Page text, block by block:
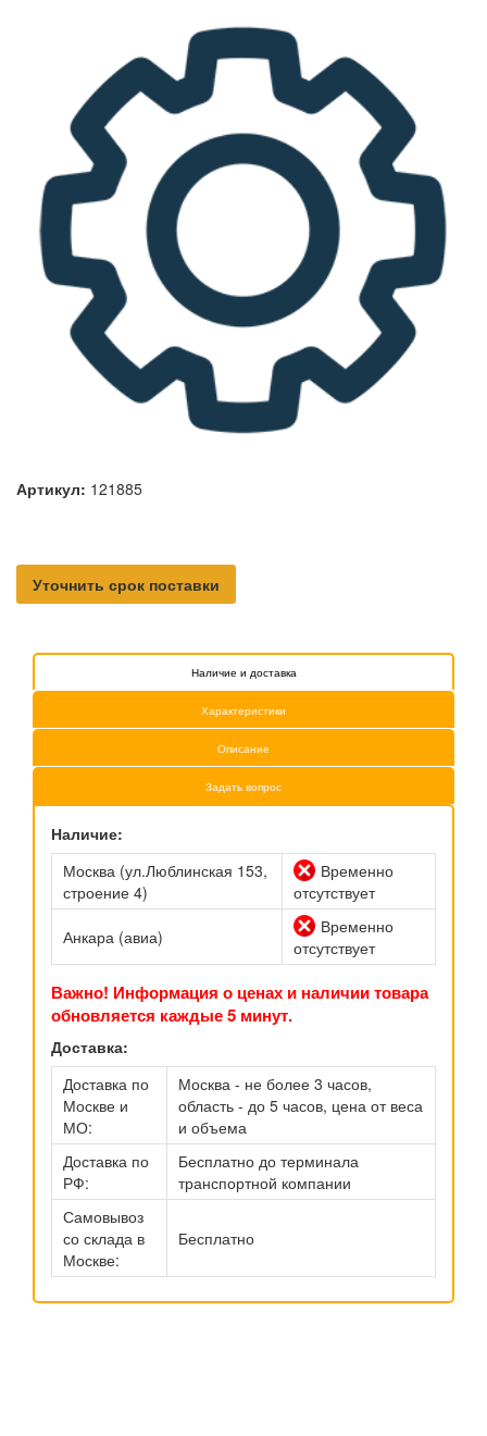
Артикул: 121885
Уточнить срок поставки
Наличие и доставка
Характеристики
Описание
Задать вопрос
Наличие:
Москва (ул.Люблинская 153,
строение 4)
Временно
отсутствует
Анкара (авиа)
Временно
отсутствует
Важно! Информация о ценах и наличии товара
обновляется каждые 5 минут.
Доставка:
Доставка по
Москве и
МО:
Москва - не более 3 часов,
область - до 5 часов, цена от веса
и объема
Доставка по
РФ:
Бесплатно до терминала
транспортной компании
Самовывоз
со склада в
Москве:
Бесплатно